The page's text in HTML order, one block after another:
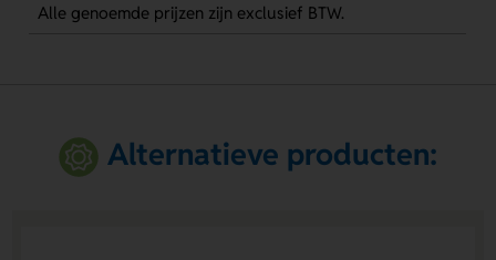
Alle genoemde prijzen zijn exclusief BTW.
Alternatieve producten: